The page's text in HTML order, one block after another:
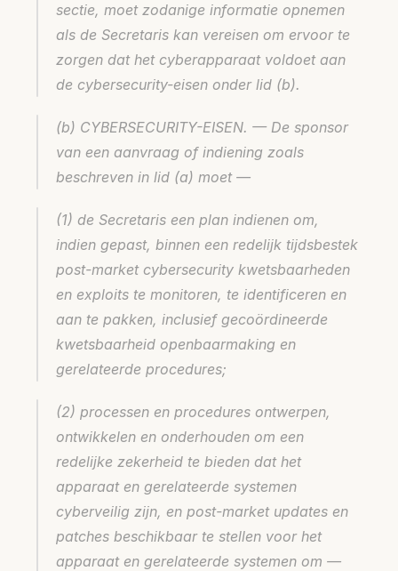
sectie, moet zodanige informatie opnemen
als de Secretaris kan vereisen om ervoor te
zorgen dat het cyberapparaat voldoet aan
de cybersecurity-eisen onder lid (b).
(b) CYBERSECURITY-EISEN. — De sponsor
van een aanvraag of indiening zoals
beschreven in lid (a) moet —
(1) de Secretaris een plan indienen om,
indien gepast, binnen een redelijk tijdsbestek
post-market cybersecurity kwetsbaarheden
en exploits te monitoren, te identificeren en
aan te pakken, inclusief gecoördineerde
kwetsbaarheid openbaarmaking en
gerelateerde procedures;
(2) processen en procedures ontwerpen,
ontwikkelen en onderhouden om een
redelijke zekerheid te bieden dat het
apparaat en gerelateerde systemen
cyberveilig zijn, en post-market updates en
patches beschikbaar te stellen voor het
apparaat en gerelateerde systemen om —